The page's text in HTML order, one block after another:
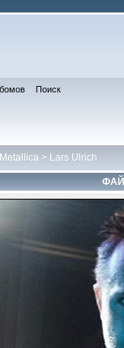
Поиск
> Lars Ulrich